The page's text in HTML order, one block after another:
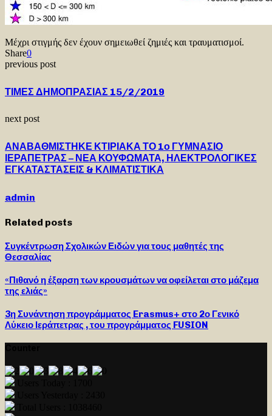
Μέχρι στιγμής δεν έχουν σημειωθεί ζημιές και τραυματισμοί.
Share0
previous post
ΤΙΜΕΣ ΔΗΜΟΠΡΑΣΙΑΣ 15/2/2019
next post
ΑΝΑΒΑΘΜΙΣΤΗΚΕ ΚΤΙΡΙΑΚΑ ΤΟ 1ο ΓΥΜΝΑΣΙΟ
ΙΕΡΑΠΕΤΡΑΣ – ΝΕΑ ΚΟΥΦΩΜΑΤΑ, ΗΛΕΚΤΡΟΛΟΓΙΚΕΣ
ΕΓΚΑΤΑΣΤΑΣΕΙΣ & ΚΛΙΜΑΤΙΣΤΙΚΑ
admin
Related posts
Συγκέντρωση Σχολικών Ειδών για τους μαθητές της
Θεσσαλίας
«Πιθανό η έξαρση των κρουσμάτων να οφείλεται στο μάζεμα
της ελιάς»
3η Συνάντηση προγράμματος Erasmus+ στο 2ο Γενικό
Λύκειο Ιεράπετρας , του προγράμματος FUSION